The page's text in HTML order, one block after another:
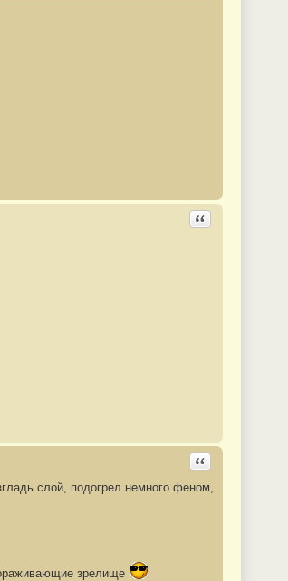
Ответить с
Ответить с
слой, подогрел немного феном,
зрелище